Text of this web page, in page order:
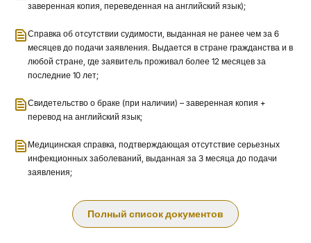
заверенная копия, переведенная на английский язык);
Справка об отсутствии судимости, выданная не ранее чем за 6
месяцев до подачи заявления. Выдается в стране гражданства и в
любой стране, где заявитель проживал более 12 месяцев за
последние 10 лет;
Свидетельство о браке (при наличии) – заверенная копия +
перевод на английский язык;
Медицинская справка, подтверждающая отсутствие серьезных
инфекционных заболеваний, выданная за 3 месяца до подачи
заявления;
Полный список документов